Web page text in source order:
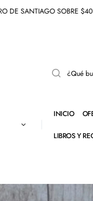
SOBRE $40.000
INICIO
LIBROS Y